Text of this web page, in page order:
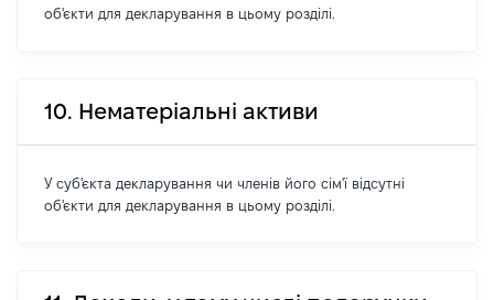
об'єкти для декларування в цьому розділі.
10. Нематеріальні активи
У суб'єкта декларування чи членів його сім'ї відсутні
об'єкти для декларування в цьому розділі.